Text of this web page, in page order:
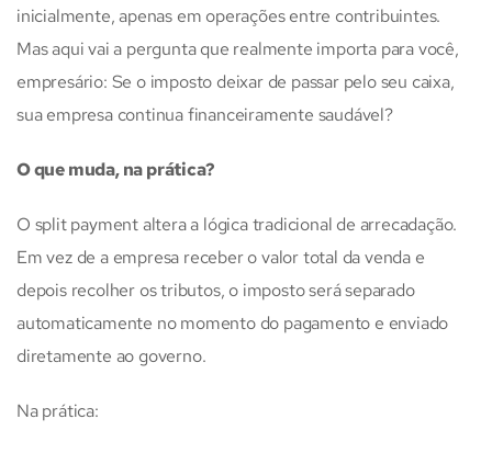
inicialmente, apenas em operações entre contribuintes.
Mas aqui vai a pergunta que realmente importa para você,
empresário: Se o imposto deixar de passar pelo seu caixa,
sua empresa continua financeiramente saudável?
O que muda, na prática?
O split payment altera a lógica tradicional de arrecadação.
Em vez de a empresa receber o valor total da venda e
depois recolher os tributos, o imposto será separado
automaticamente no momento do pagamento e enviado
diretamente ao governo.
Na prática: